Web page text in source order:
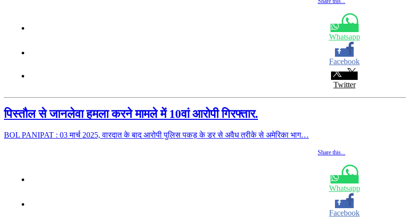
Whatsapp
Facebook
Twitter
पिस्तौल से जानलेवा हमला करने मामले में 10वां आरोपी गिरफ्तार.
BOL PANIPAT : 03 मार्च 2025, वारदात के बाद आरोपी पुलिस पकड़ के डर से अवैध तरीके से अमेरिका भाग…
Share this...
Whatsapp
Facebook